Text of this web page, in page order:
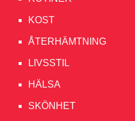
KOST
ÅTERHÄMTNING
LIVSSTIL
HÄLSA
SKÖNHET